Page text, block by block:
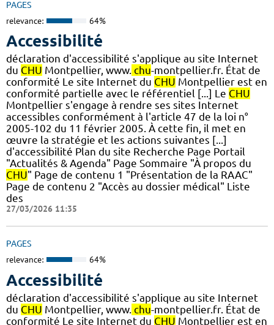
PAGES
relevance: 64%
Accessibilité
déclaration d'accessibilité s'applique au site Internet
du CHU Montpellier, www. chu-montpellier.fr. État de
conformité Le site Internet du CHU Montpellier est en
conformité partielle avec le référentiel [...] Le CHU
Montpellier s'engage à rendre ses sites Internet
accessibles conformément à l'article 47 de la loi n°
2005-102 du 11 février 2005. À cette fin, il met en
œuvre la stratégie et les actions suivantes [...]
d'accessibilité Plan du site Recherche Page Portail
"Actualités & Agenda" Page Sommaire "À propos du
CHU" Page de contenu 1 "Présentation de la RAAC"
Page de contenu 2 "Accès au dossier médical" Liste
des
27/03/2026 11:35
PAGES
relevance: 64%
Accessibilité
déclaration d'accessibilité s'applique au site Internet
du CHU Montpellier, www. chu-montpellier.fr. État de
conformité Le site Internet du CHU Montpellier est en